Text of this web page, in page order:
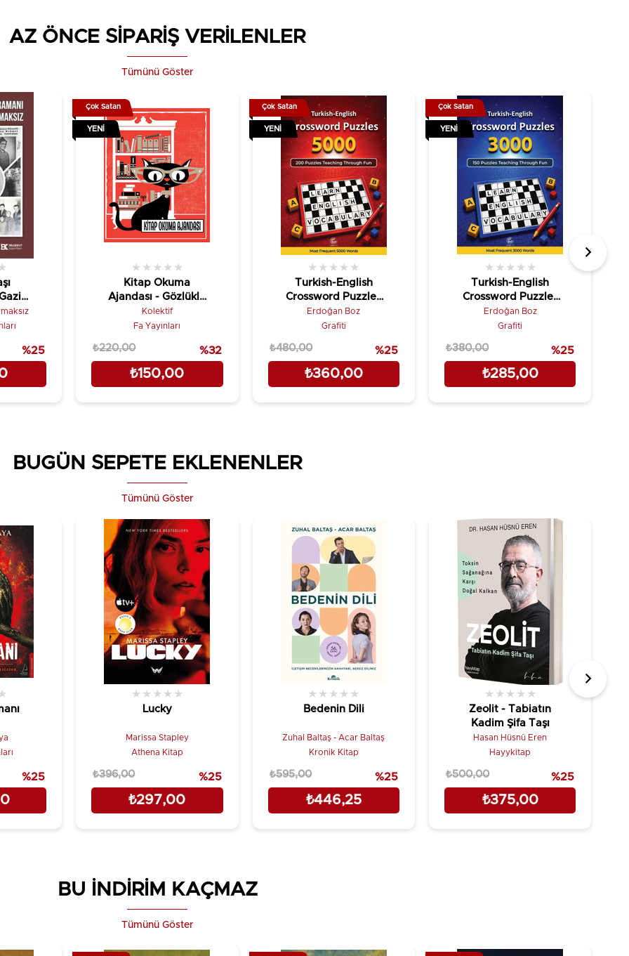
AZ ÖNCE SİPARİŞ VERİLENLER
%25
Kitap Okuma
Ajandası - Gözlüklü
Kedi
★ ★ ★ ★ ★
Kolektif
Fa Yayınları
₺150,00
₺220,00 %32
Çok Satan
YENI
Turkish-English
Crossword Puzzles
(5000)
★ ★ ★ ★ ★
Erdoğan Boz
Grafiti
₺360,00
₺480,00 %25
Çok Satan
YENI
Turkish-English
Crossword Puzzles
(3000)
★ ★ ★ ★ ★
Erdoğan Boz
Grafiti
₺285,00
₺380,00 %25
Çok Satan
YENI
Tümünü Göster
BUGÜN SEPETE EKLENENLER
%25
Lucky
★ ★ ★ ★ ★
Marissa Stapley
Athena Kitap
₺297,00
₺396,00 %25
Bedenin Dili
★ ★ ★ ★ ★
Zuhal Baltaş - Acar Baltaş
Kronik Kitap
₺446,25
₺595,00 %25
Zeolit - Tabiatın
Kadim Şifa Taşı
★ ★ ★ ★ ★
Hasan Hüsnü Eren
Hayykitap
₺375,00
₺500,00 %25
Tümünü Göster
BU İNDİRİM KAÇMAZ
Tümünü Göster